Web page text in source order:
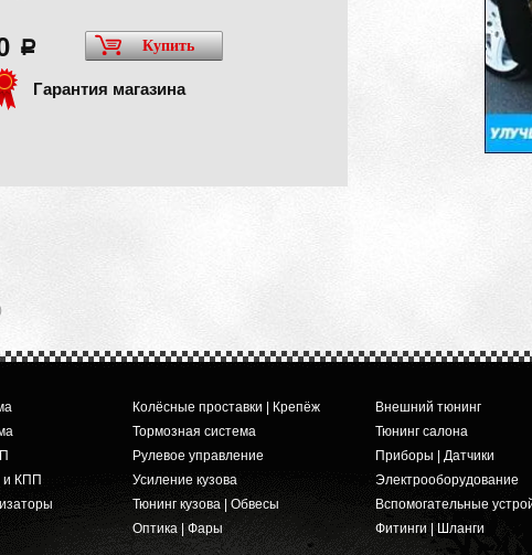
a Купить
Гарантия магазина
и КПП
Колёсные проставки | Крепёж
Тормозная система
Рулевое управление
Усиление кузова
Тюнинг кузова | Обвесы
Оптика | Фары
Внешний тюнинг
Тюнинг салона
Приборы | Датчики
Электрооборудование
Вспомогательные
Фитинги | Шланги